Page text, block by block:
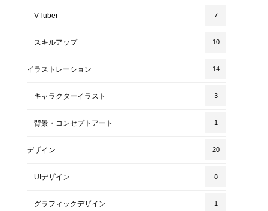
VTuber 7
スキルアップ 10
イラストレーション 14
キャラクターイラスト 3
背景・コンセプトアート 1
デザイン 20
UIデザイン 8
グラフィックデザイン 1